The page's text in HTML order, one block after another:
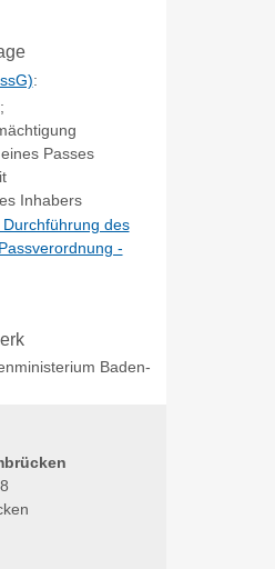
:
Passes
Inhabers
des
-
Baden-